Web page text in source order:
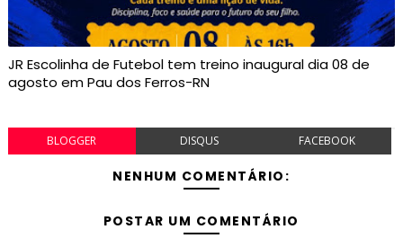
JR Escolinha de Futebol tem treino inaugural dia 08 de
agosto em Pau dos Ferros-RN
BLOGGER DISQUS FACEBOOK
NENHUM COMENTÁRIO:
POSTAR UM COMENTÁRIO